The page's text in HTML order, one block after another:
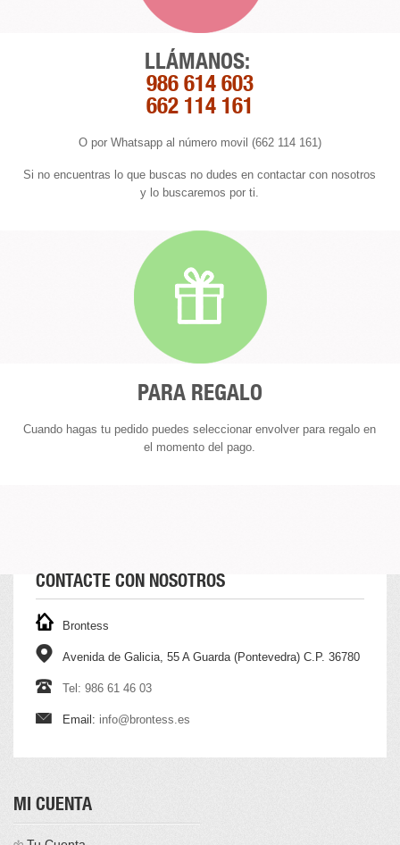
LLÁMANOS:
986 614 603
662 114 161
O por Whatsapp al número movil (662 114 161)
Si no encuentras lo que buscas no dudes en contactar con nosotros
y lo buscaremos por ti.
PARA REGALO
Cuando hagas tu pedido puedes seleccionar envolver para regalo en
el momento del pago.
CONTACTE CON NOSOTROS
Brontess
Avenida de Galicia, 55 A Guarda (Pontevedra) C.P. 36780
Tel: 986 61 46 03
Email: info@brontess.es
MI CUENTA